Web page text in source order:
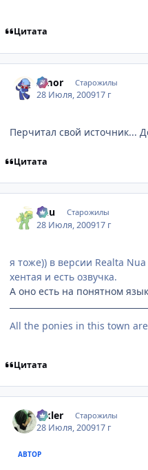
Цитата
Amor Старожилы
28 Июля, 200917 г
Перчитал свой источник...
Цитата
Кuu Старожилы
28 Июля, 200917 г
я тоже)) в версии Realta
хентая и есть озвучка.
А оно есть на понятном
All the ponies in this town are
Цитата
Elkler Старожилы
28 Июля, 200917 г
АВТОР